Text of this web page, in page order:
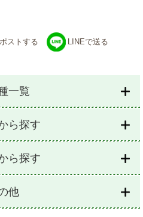
ポストする LINEで送る
一覧
ら探す
ら探す
他